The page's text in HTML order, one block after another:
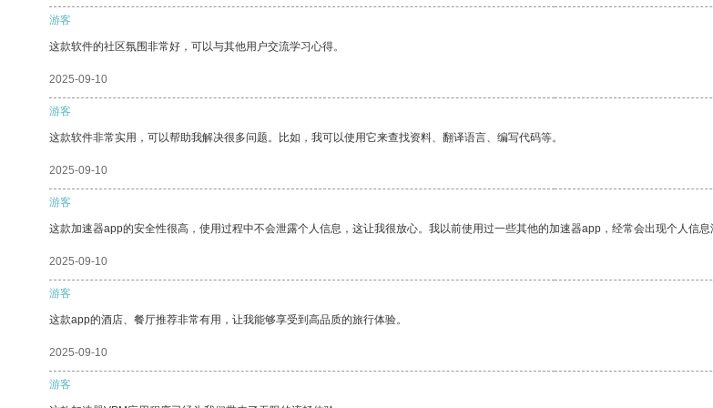
游客
这款软件的社区氛围非常好，可以与其他用户交流学习心得。
2025-09-10
游客
这款软件非常实用，可以帮助我解决很多问题。比如，我可以使用它来查找资料、翻译语言、编写代码等。
2025-09-10
游客
这款加速器app的安全性很高，使用过程中不会泄露个人信息，这让我很放心。我以前使用过一些其他的加速器app，经常会出现个人信息
2025-09-10
游客
这款app的酒店、餐厅推荐非常有用，让我能够享受到高品质的旅行体验。
2025-09-10
游客